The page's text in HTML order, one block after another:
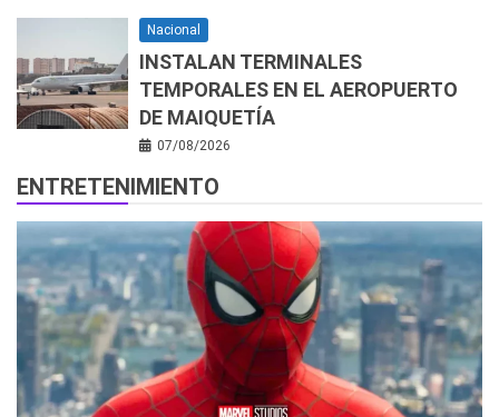
Nacional
INSTALAN TERMINALES
TEMPORALES EN EL AEROPUERTO
DE MAIQUETÍA
07/08/2026
ENTRETENIMIENTO